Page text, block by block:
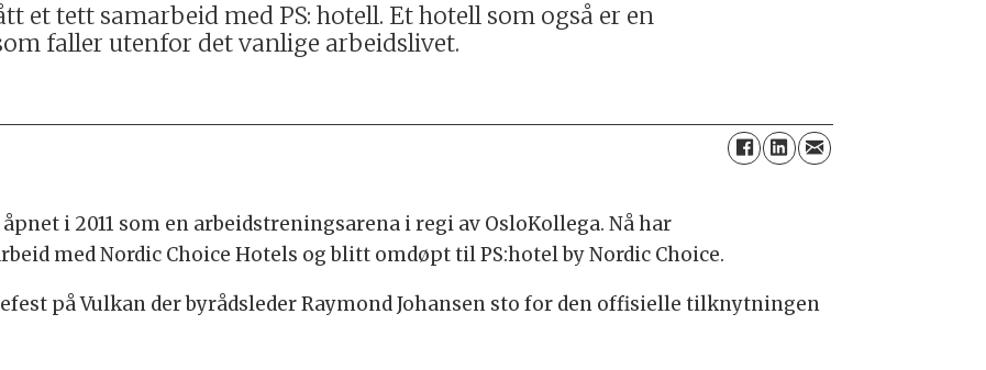
et tett samarbeid med PS: hotell. Et hotell som også er en
faller utenfor det vanlige arbeidslivet.
i 2011 som en arbeidstreningsarena i regi av OsloKollega. Nå har
med Nordic Choice Hotels og blitt omdøpt til PS:hotel by Nordic Choice.
på Vulkan der byrådsleder Raymond Johansen sto for den offisielle tilknytningen